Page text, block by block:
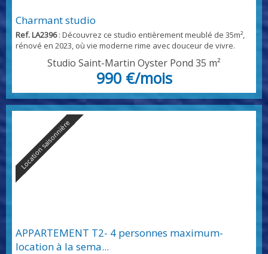
Charmant studio
Ref. LA2396: Découvrez ce studio entièrement meublé de 35m²,
rénové en 2023, où vie moderne rime avec douceur de vivre.
Profitez d'un espace lumineux grâce à son exposition sud-est et
à sa vue imprenable sur la mer. Terrasse de 20m² et jardin de
10m² pour des moments en plein air inoubliables. Parking
votre confort.
Studio Saint-Martin Oyster Pond 35 m²
990 €/mois
Location saisonnière
APPARTEMENT T2- 4 personnes maximum-
location à la sema...